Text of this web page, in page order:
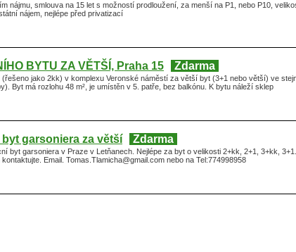
nájmu, smlouva na 15 let s možností prodloužení, za menší na P1, nebo P10,
nájem, nejlépe před privatizací
BYTU ZA VĚTŠÍ, Praha 15 Zdarma
jako 2kk) v komplexu Veronské náměstí za větší byt (3+1 nebo větší) ve
Byt má rozlohu 48 m², je umístěn v 5. patře, bez balkónu. K bytu náleží sklep
garsoniera za větší Zdarma
byt garsoniera v Praze v Letňanech. Nejlépe za byt o velikosti 2+kk, 2+1, 3+kk,
Email. Tomas.Tlamicha@gmail.com nebo na Tel:774998958